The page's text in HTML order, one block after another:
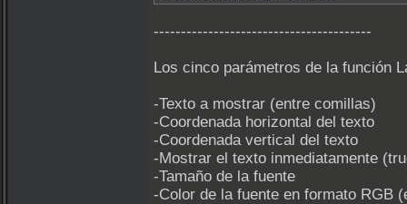
----------------------------------------
Los cinco parámetros de la función
-Texto a mostrar (entre comillas)
-Coordenada horizontal del texto
-Coordenada vertical del texto
-Mostrar el texto inmediatamente
-Tamaño de la fuente
-Color de la fuente en formato RGB